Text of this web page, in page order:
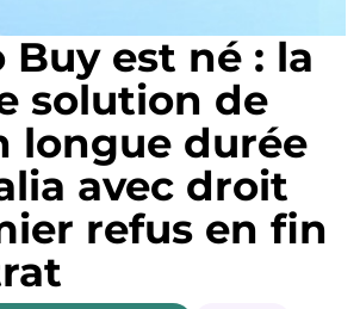
Buy est né : la
solution de
longue durée
avec droit
refus en fin